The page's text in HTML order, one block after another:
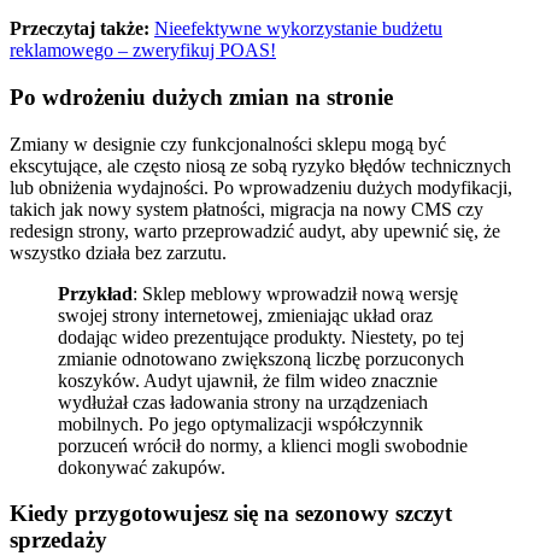
Przeczytaj także: Nieefektywne wykorzystanie budżetu
reklamowego – zweryfikuj POAS!
Po wdrożeniu dużych zmian na stronie
Zmiany w designie czy funkcjonalności sklepu mogą być
ekscytujące, ale często niosą ze sobą ryzyko błędów technicznych
lub obniżenia wydajności. Po wprowadzeniu dużych modyfikacji,
takich jak nowy system płatności, migracja na nowy CMS czy
redesign strony, warto przeprowadzić audyt, aby upewnić się, że
wszystko działa bez zarzutu.
Przykład: Sklep meblowy wprowadził nową wersję
swojej strony internetowej, zmieniając układ oraz
dodając wideo prezentujące produkty. Niestety, po tej
zmianie odnotowano zwiększoną liczbę porzuconych
koszyków. Audyt ujawnił, że film wideo znacznie
wydłużał czas ładowania strony na urządzeniach
mobilnych. Po jego optymalizacji współczynnik
porzuceń wrócił do normy, a klienci mogli swobodnie
dokonywać zakupów.
Kiedy przygotowujesz się na sezonowy szczyt
sprzedaży